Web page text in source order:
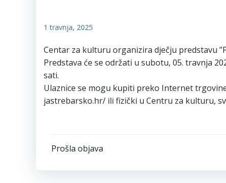
1 travnja, 2025
Centar za kulturu organizira dječju predstavu
Predstava će se održati u subotu, 05. travnja
sati.
Ulaznice se mogu kupiti preko Internet
jastrebarsko.hr/ ili fizički u Centru za kulturu,
Post
Prošla objava